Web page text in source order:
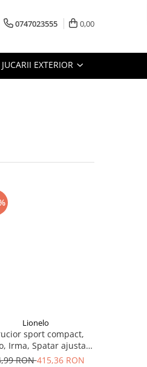
0747023555 0,00
JUCARII EXTERIOR
Lionelo
sport compact,
Irma, Spatar ajustabil
pozitii, Suport picioare
RON415,36 RON